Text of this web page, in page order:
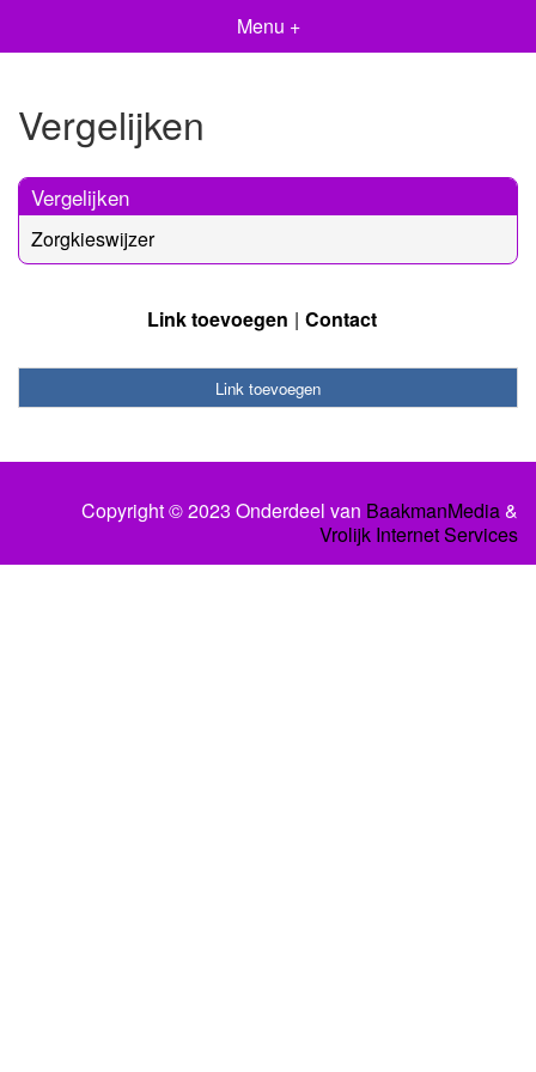
Menu +
Vergelijken
Vergelijken
Zorgkieswijzer
Link toevoegen Contact
Link toevoegen
Copyright © 2023 Onderdeel van BaakmanMedia&
Vrolijk Internet Services